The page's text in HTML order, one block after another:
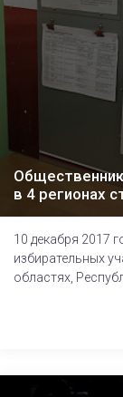
в 4 регионах
10 декабря 2017
избирательных
областях,